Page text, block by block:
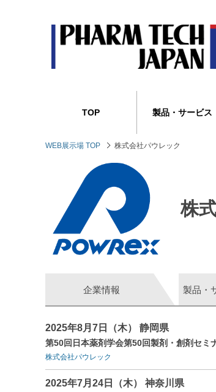
TOP 製品・サービス
WEB展示場 TOP 株式会社パウレック
株
企業情報 製品・
2025年8月7日（木） 静岡県
第50回日本薬剤学会第50回製剤・創剤セ
株式会社パウレック
2025年7月24日（木） 神奈川県